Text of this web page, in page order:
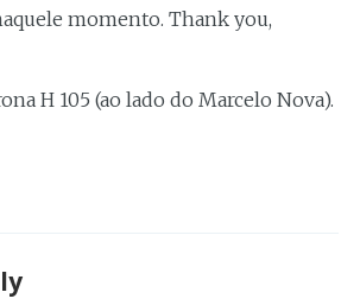
momento. Thank you,
H 105 (ao lado do Marcelo Nova).